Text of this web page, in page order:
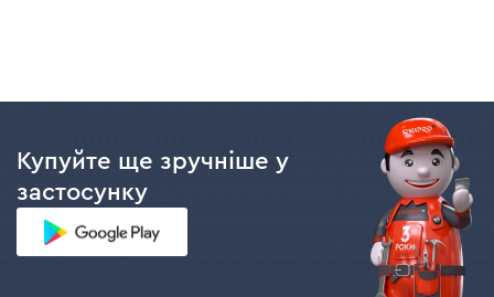
Купуйте ще зручніше у
застосунку